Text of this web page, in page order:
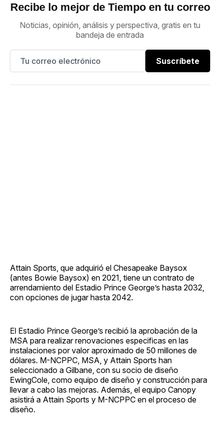
Recibe lo mejor de Tiempo en tu correo
Noticias, opinión, análisis y perspectiva, gratis en tu
bandeja de entrada
Suscríbete
Attain Sports, que adquirió el Chesapeake Baysox
(antes Bowie Baysox) en 2021, tiene un contrato de
arrendamiento del Estadio Prince George’s hasta 2032,
con opciones de jugar hasta 2042.
El Estadio Prince George’s recibió la aprobación de la
MSA para realizar renovaciones especificas en las
instalaciones por valor aproximado de 50 millones de
dólares. M-NCPPC, MSA, y Attain Sports han
seleccionado a Gilbane, con su socio de diseño
EwingCole, como equipo de diseño y construcción para
llevar a cabo las mejoras. Además, el equipo Canopy
asistirá a Attain Sports y M-NCPPC en el proceso de
diseño.